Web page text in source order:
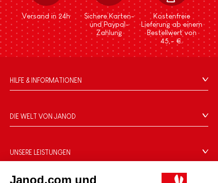
Janod.com und
Versand in 24h
Sichere Karten-
und Paypal-
Zahlung
Kostenfreie
Lieferung ab einem
Bestellwert von
45,- €.
HILFE & INFORMATIONEN
FAQ
Kontakt
Produktrückruf
DIE WELT VON JANOD
Unsere Expertise
CSR-Verpflichtungen
Was ist FSC®?
UNSERE LEISTUNGEN